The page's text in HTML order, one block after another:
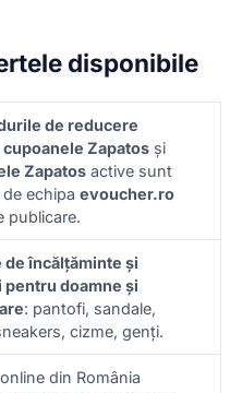
disponibile
de reducere
cupoanele Zapatos și
Zapatos active sunt
echipa evoucher.ro
publicare.
de încălțăminte și
pentru doamne și
: pantofi, sandale,
cizme, genți.
din România